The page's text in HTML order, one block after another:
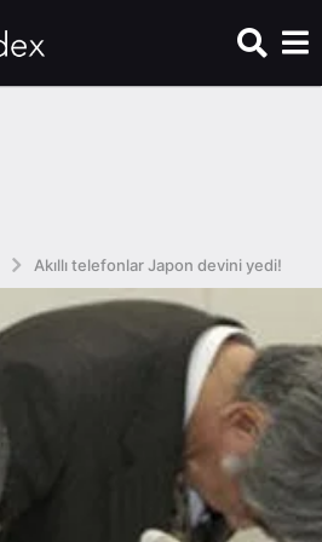
Akıllı telefonlar Japon devini yedi!